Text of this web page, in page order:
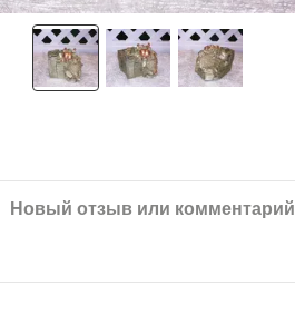
Новый отзыв или комментарий